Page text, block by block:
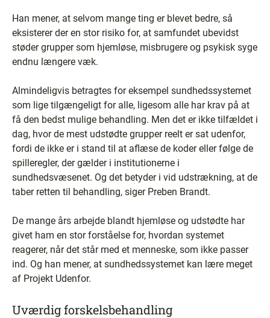
Han mener, at selvom mange ting er blevet bedre, så
eksisterer der en stor risiko for, at samfundet ubevidst
støder grupper som hjemløse, misbrugere og psykisk syge
endnu længere væk.
Almindeligvis betragtes for eksempel sundhedssystemet
som lige tilgængeligt for alle, ligesom alle har krav på at
få den bedst mulige behandling. Men det er ikke tilfældet i
dag, hvor de mest udstødte grupper reelt er sat udenfor,
fordi de ikke er i stand til at aflæse de koder eller følge de
spilleregler, der gælder i institutionerne i
sundhedsvæsenet. Og det betyder i vid udstrækning, at de
taber retten til behandling, siger Preben Brandt.
De mange års arbejde blandt hjemløse og udstødte har
givet ham en stor forståelse for, hvordan systemet
reagerer, når det står med et menneske, som ikke passer
ind. Og han mener, at sundhedssystemet kan lære meget
af Projekt Udenfor.
Uværdig forskelsbehandling